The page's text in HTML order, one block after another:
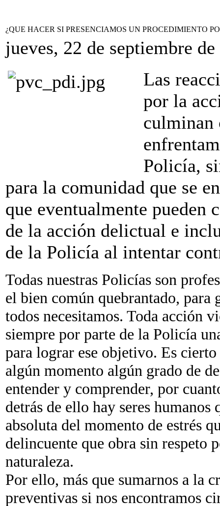
¿QUE HACER SI PRESENCIAMOS UN PROCEDIMIENTO
jueves, 22 de septiembre de
Las
por la
culminan
Policía,
para la comunidad que se
que eventualmente pueden
de la acción delictual e
de la Policía al intentar
Todas nuestras Policías son
el bien común quebrantado, para
todos necesitamos. Toda acción
siempre por parte de la Policía
para lograr ese objetivo. Es
algún momento algún grado de
entender y comprender, por
detrás de ello hay seres humanos
absoluta del momento de estrés
delincuente que obra sin respeto
naturaleza.
Por ello, más que sumarnos a la
preventivas si nos encontramos